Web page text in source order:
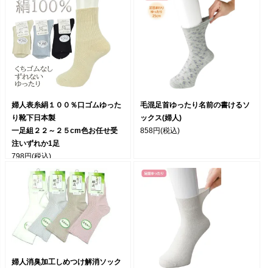
婦人表糸絹１００％口ゴムゆった
り靴下日本製
一足組２２～２５cm色お任せ受
注いずれか1足
798円(税込)
毛混足首ゆったり名前の書けるソ
ックス(婦人)
858円(税込)
婦人消臭加工しめつけ解消ソック